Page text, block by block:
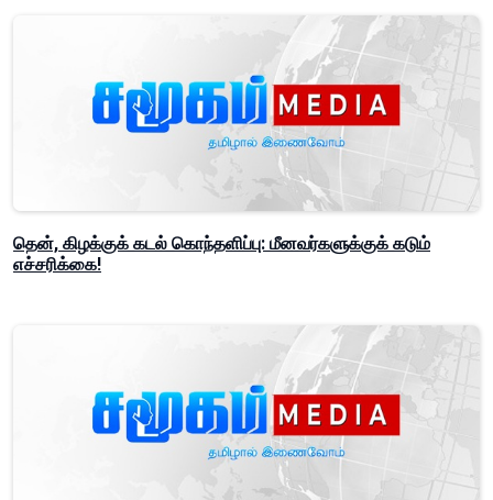
தென், கிழக்குக் கடல் கொந்தளிப்பு: மீனவர்களுக்குக் கடும்
எச்சரிக்கை!